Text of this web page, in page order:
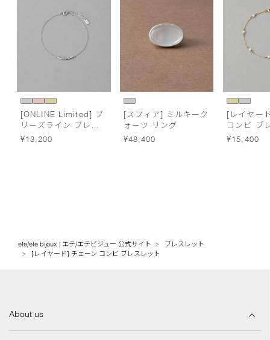
[ONLINE Limited] ブ
リーズライン ブレス
レット
¥13,200
[スフィア] ミルキーク
ォーツ リング
¥48,400
[レイヤー
コンビ ブ
¥15,400
ete/ete bijoux | エテ/エテビジュー 公式サイト
ブレスレット
[レイヤード] チェーン コンビ ブレスレット
About us